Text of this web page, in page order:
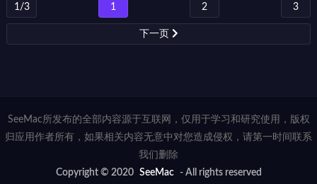
1/3 1 2 3
下一页
SeeMac所发布的全部内容源于互联网，仅用于学习和研究使用，版权
归应用作者所有，如果相关内容无意中对您造成侵权，请第一时间联系
我们删除
Copyright © 2020 SeeMac - All rights reserved